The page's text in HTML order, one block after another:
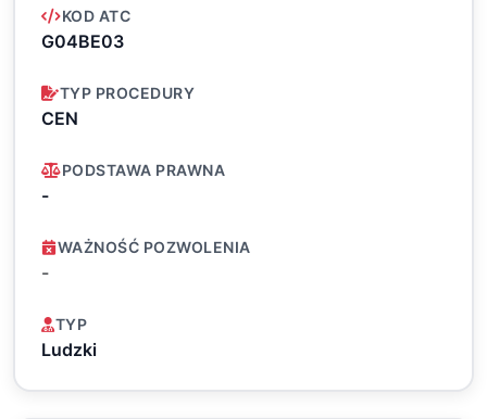
KOD ATC
G04BE03
TYP PROCEDURY
CEN
PODSTAWA PRAWNA
-
WAŻNOŚĆ POZWOLENIA
-
TYP
Ludzki